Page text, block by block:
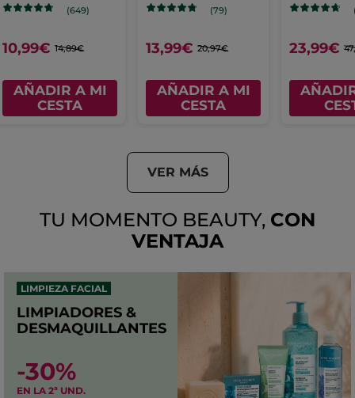
(649)
10,99€ 14,89€
AÑADIR A MI
CESTA
(79)
13,99€ 20,97€
AÑADIR A MI
CESTA
23,99€
VER MÁS
TU MOMENTO BEAUTY, CON
VENTAJA
LIMPIEZA FACIAL
LIMPIADORES &
DESMAQUILLANTES
-30%
EN LA 2ª UND.